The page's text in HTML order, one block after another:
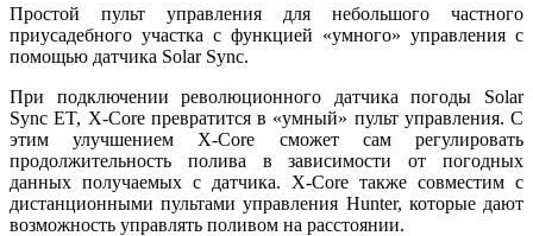
Простой пульт управления для небольшого частного
приусадебного участка с функцией «умного» управления с
помощью датчика Solar Sync.
При подключении революционного датчика погоды Solar
Sync ET, X-Core превратится в «умный» пульт управления. С
этим улучшением X-Core сможет сам регулировать
продолжительность полива в зависимости от погодных
данных получаемых с датчика. X-Core также совместим с
дистанционными пультами управления Hunter, которые дают
возможность управлять поливом на расстоянии.